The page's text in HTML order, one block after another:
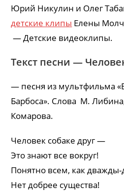
Юрий Никулин и Олег
детские клипы Елены
— Детские видеоклипы.
Текст песни —
— песня из мультфильма
Барбоса». Слова М.
Комарова.
Человек собаке друг —
Это знают все вокруг!
Понятно всем, как дважды-
Нет добрее существа!